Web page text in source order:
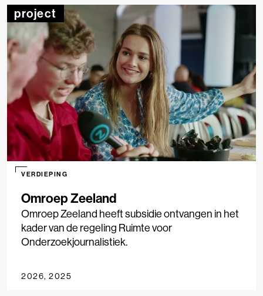
project
Omroep Zeeland
VERDIEPING
Omroep Zeeland heeft subsidie ontvangen in het
kader van de regeling Ruimte voor
Onderzoekjournalistiek.
2026, 2025